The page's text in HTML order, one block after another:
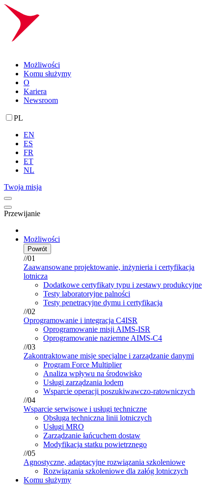
Możliwości
Komu służymy
O
Kariera
Newsroom
PL
EN
ES
FR
ET
NL
Twoja misja
Przewijanie
Możliwości
Powrót
//01
Zaawansowane projektowanie, inżynieria i certyfikacja
lotnicza
Dodatkowe certyfikaty typu i zestawy produkcyjne
Testy laboratoryjne palności
Testy penetracyjne dymu i certyfikacja
//02
Oprogramowanie i integracja C4ISR
Oprogramowanie misji AIMS-ISR
Oprogramowanie naziemne AIMS-C4
//03
Zakontraktowane misje specjalne i zarządzanie danymi
Program Force Multiplier
Analiza wpływu na środowisko
Usługi zarządzania lodem
Wsparcie operacji poszukiwawczo-ratowniczych
//04
Wsparcie serwisowe i usługi techniczne
Obsługa techniczna linii lotniczych
Usługi MRO
Zarządzanie łańcuchem dostaw
Modyfikacja statku powietrznego
//05
Agnostyczne, adaptacyjne rozwiązania szkoleniowe
Rozwiązania szkoleniowe dla załóg lotniczych
Komu służymy